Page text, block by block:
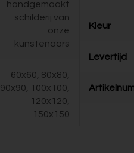
handgemaakt
schilderij van
onze
kunstenaars
60x60, 80x80,
90x90, 100x100,
120x120,
150x150
Kleur
Levertijd